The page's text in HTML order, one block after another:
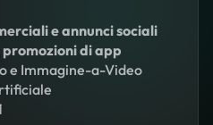
e annunci sociali
di app
e Immagine-a-Video